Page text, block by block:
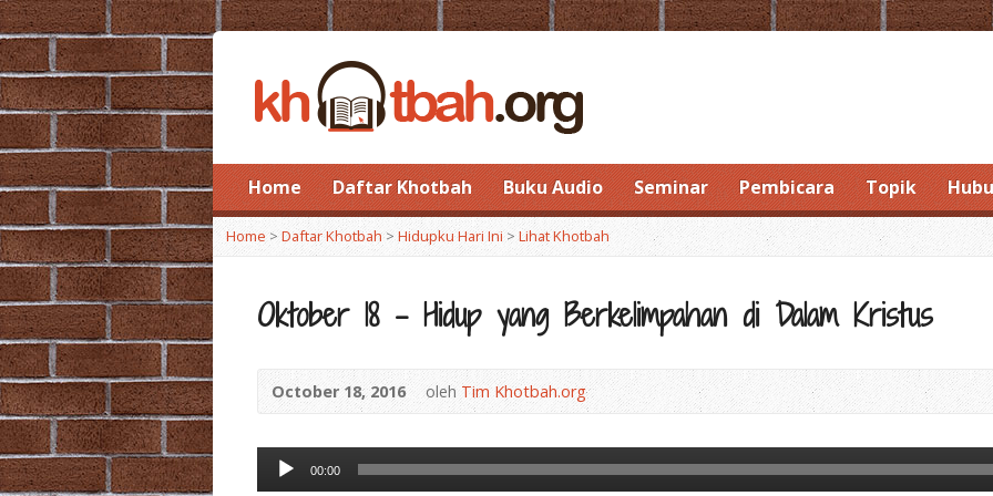
Home Daftar Khotbah Buku Audio Seminar Pembicara Topik
Home > Daftar Khotbah> Hidupku Hari Ini > Lihat Khotbah
Oktober 18 – Hidup yang Berkelimpahan di Dalam Kristus
October 18, 2016 oleh Tim Khotbah.org
Audio
Player
00:00